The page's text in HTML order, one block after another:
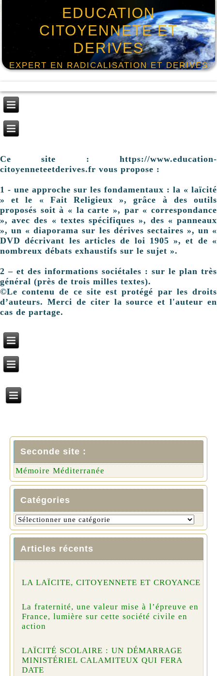
EDUCATION
CITOYENNETE ET
DERIVES
EXPERT EN RADICALISATION ET DERIVES
Ce site : https://www.education-
citoyenneteetderives.fr vous propose :
1 - une approche sur les fondamentaux : la « laïcité
» et le « Fait Religieux », grâce à des outils
proposés soit à « la carte », par « correspondance
», avec des « textes spécifiques », des « panneaux
», un « diaporama sur les dérives sectaires », un «
DVD décrivant les articles de loi 1905 », et de «
nombreux débats exhaustifs sur le sujet ».
2 – et des informations sociétales : sur le plan très
général (près de trois milles textes).
©Le contenu de ce site est protégé par les droits
d’auteurs. Merci de citer la source et l'auteur en
cas de partage.
Seconde site :
Mémoire Méditerranée
Catégories
Articles récents
LA LAÏCITE, CITOYENNETE ET CROYANCE
La fraternité, une valeur mise à l’épreuve en
France, lumière sur cette société civile en
action
LAÏCITÉ SCOLAIRE : UN DÉMARRAGE
MINISTÉRIEL CALAMITEUX QUI FERA
DATE